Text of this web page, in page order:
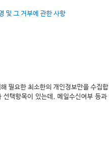
및 그 거부에 관한 사항
필요한 최소한의 개인정보만을 수집
택항목이 있는데, 메일수신여부 등